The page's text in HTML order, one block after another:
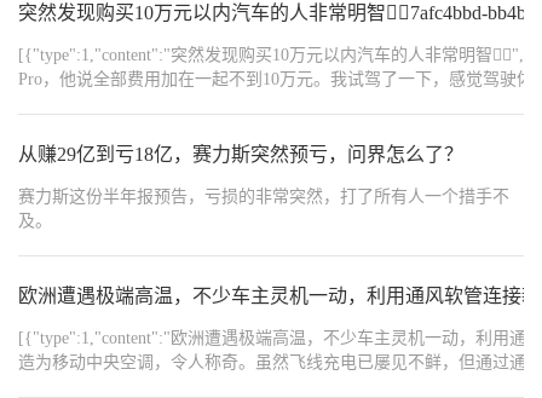
突然发现购买10万元以内汽车的人非常明智👍🏻7afc4bbd-bb4b-
[{"type":1,"content":"突然发现购买10万元以内汽车的人非常明智
Pro，他说全部费用加在一起不到10万元。我试驾了一下，感觉驾驶
从赚29亿到亏18亿，赛力斯突然预亏，问界怎么了？
赛力斯这份半年报预告，亏损的非常突然，打了所有人一个措手不
及。
欧洲遭遇极端高温，不少车主灵机一动，利用通风软管连接
[{"type":1,"content":"欧洲遭遇极端高温，不少车主灵机一动，利用
造为移动中央空调，令人称奇。虽然飞线充电已屡见不鲜，但通过通